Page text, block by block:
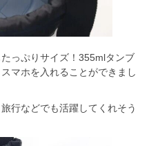
っぷりサイズ！355mlタンブ
マホを入れることができまし
行などでも活躍してくれそう